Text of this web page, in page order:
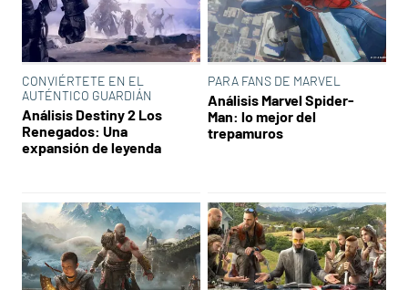
CONVIÉRTETE EN EL
AUTÉNTICO GUARDIÁN
Análisis Destiny 2 Los
Renegados: Una
expansión de leyenda
PARA FANS DE MARVEL
Análisis Marvel Spider-
Man: lo mejor del
trepamuros